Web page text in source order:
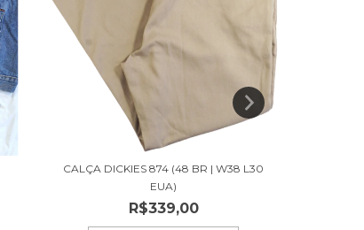
CALÇA DICKIES 874 (48 BR | W38 L30
EUA)
R$339,00